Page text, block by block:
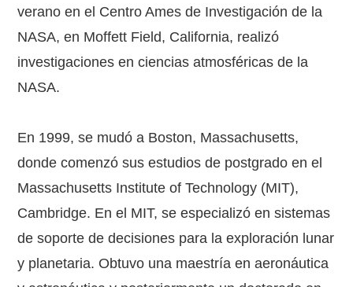
verano en el Centro Ames de Investigación de la
NASA, en Moffett Field, California, realizó
investigaciones en ciencias atmosféricas de la
NASA.
En 1999, se mudó a Boston, Massachusetts,
donde comenzó sus estudios de postgrado en el
Massachusetts Institute of Technology (MIT),
Cambridge. En el MIT, se especializó en sistemas
de soporte de decisiones para la exploración lunar
y planetaria. Obtuvo una maestría en aeronáutica